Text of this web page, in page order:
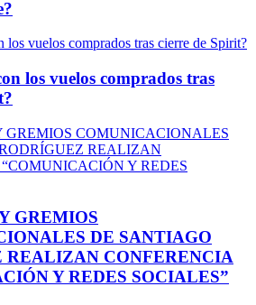
los vuelos comprados tras
GREMIOS
DE SANTIAGO
REALIZAN CONFERENCIA
Y REDES SOCIALES”